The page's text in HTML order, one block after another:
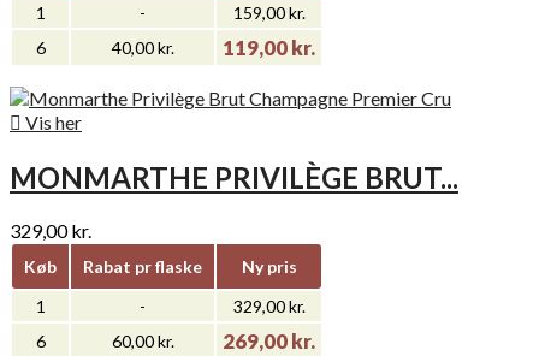
1
-
159,00 kr.
6
40,00 kr. 119,00 kr.
 Vis her
MONMARTHE PRIVILÈGE BRUT...
329,00 kr.
Køb Rabat pr flaske
Ny pris
1
-
329,00 kr.
6
60,00 kr. 269,00 kr.